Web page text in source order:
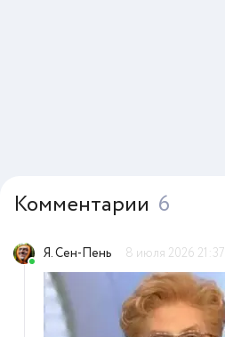
Комментарии 6
Я. Сен-Пень 8 июля 2026 21:37